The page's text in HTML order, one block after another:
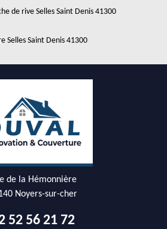
de rive Selles Saint Denis 41300
Selles Saint Denis 41300
de la Hémonnière
Noyers-sur-cher
52 56 21 72